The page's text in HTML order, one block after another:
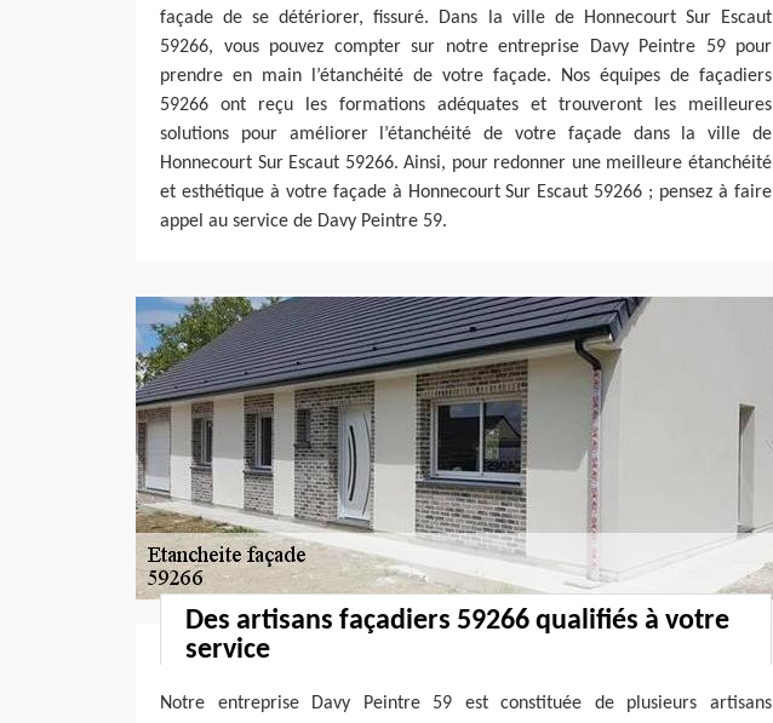
façade de se détériorer, fissuré. Dans la ville de Honnecourt Sur Escaut
59266, vous pouvez compter sur notre entreprise Davy Peintre 59 pour
prendre en main l’étanchéité de votre façade. Nos équipes de façadiers
59266 ont reçu les formations adéquates et trouveront les meilleures
solutions pour améliorer l’étanchéité de votre façade dans la ville de
Honnecourt Sur Escaut 59266. Ainsi, pour redonner une meilleure étanchéité
et esthétique à votre façade à Honnecourt Sur Escaut 59266 ; pensez à faire
appel au service de Davy Peintre 59.
Des artisans façadiers 59266 qualifiés à votre
service
Notre entreprise Davy Peintre 59 est constituée de plusieurs artisans